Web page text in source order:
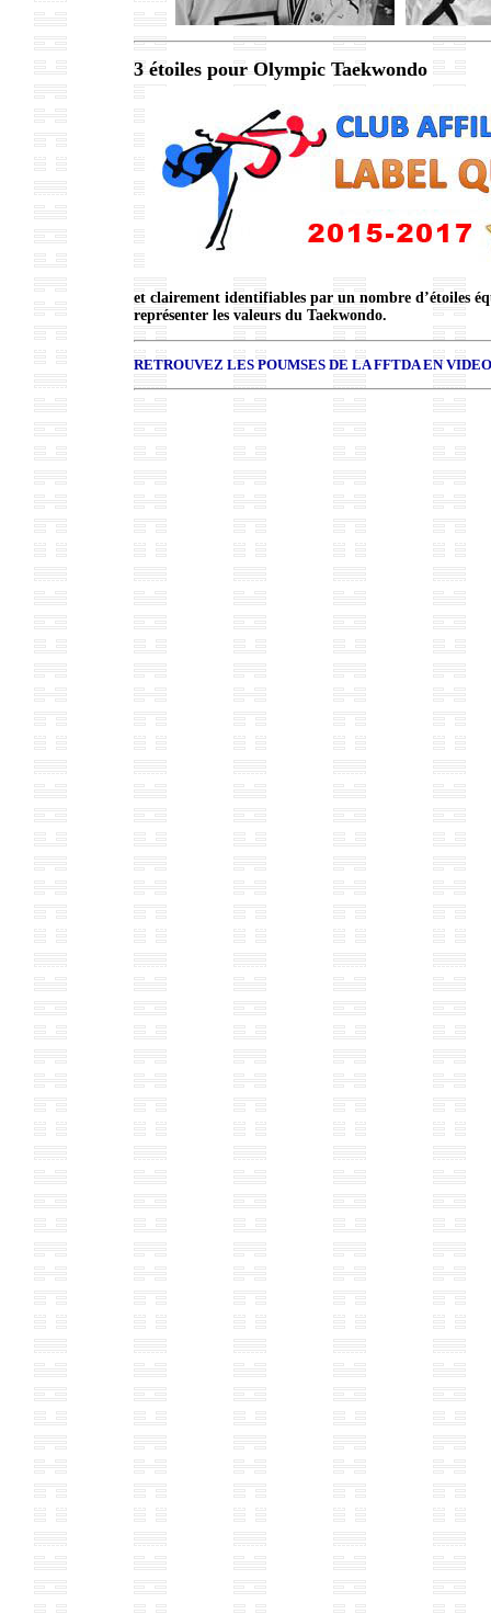
3 étoiles pour Olympic Taekwondo
et clairement identifiables par un nombre d’étoiles
représenter les valeurs du Taekwondo.
RETROUVEZ LES POUMSES DE LA FFTDA EN